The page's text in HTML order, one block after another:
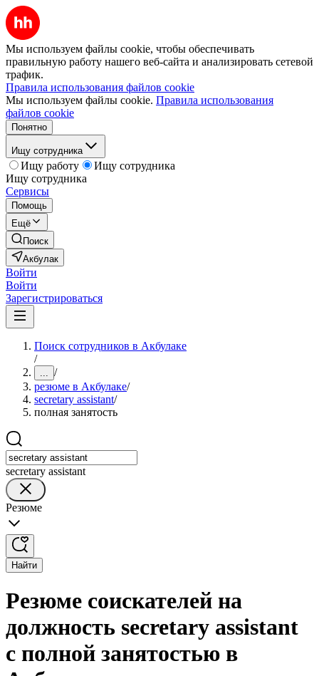
Мы используем файлы cookie, чтобы обеспечивать
правильную работу нашего веб-сайта и анализировать сетевой
трафик.
Правила использования файлов cookie
Мы используем файлы cookie. Правила использования
файлов cookie
Понятно
Ищу сотрудника
Ищу работу
Ищу сотрудника
Ищу сотрудника
Сервисы
Помощь
Ещё
Поиск
Акбулак
Войти
Войти
Зарегистрироваться
Поиск сотрудников в Акбулаке
/
... /
резюме в Акбулаке/
secretary assistant/
полная занятость
secretary assistant
Резюме
Найти
Резюме соискателей на
должность secretary assistant
с полной занятостью в